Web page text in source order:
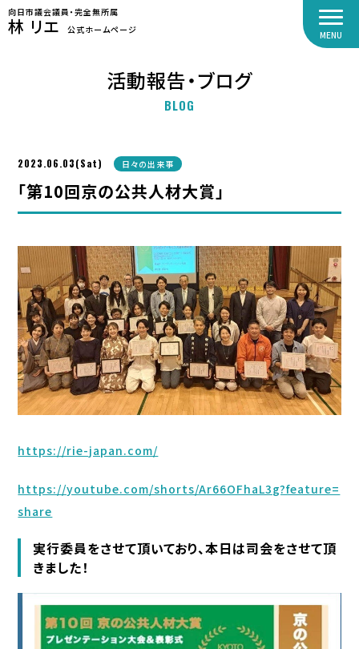
向日市議会議員・完全無所属
林 リエ 公式ホームページ MENU
活動報告・ブログ
BLOG
2023.06.03(Sat) 日々の出来事
「第10回京の公共人材大賞」
https://rie-japan.com/
https://youtube.com/shorts/Ar66OFhaL3g?feature=
share
実行委員をさせて頂いており、本日は司会をさせて頂
きました！